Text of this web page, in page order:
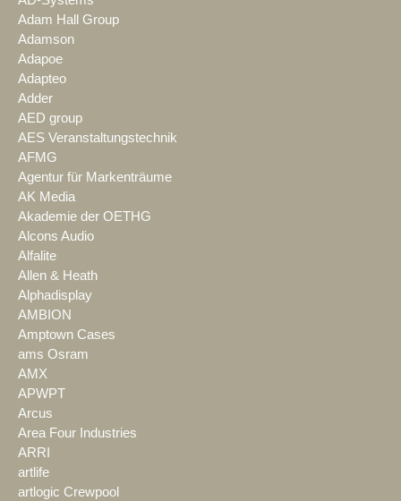
Adam Hall Group
Adamson
Adapoe
Adapteo
Adder
AED group
AES Veranstaltungstechnik
AFMG
Agentur für Markenträume
AK Media
Akademie der OETHG
Alcons Audio
Alfalite
Allen & Heath
Alphadisplay
AMBION
Amptown Cases
ams Osram
AMX
APWPT
Arcus
Area Four Industries
ARRI
artlife
artlogic Crewpool